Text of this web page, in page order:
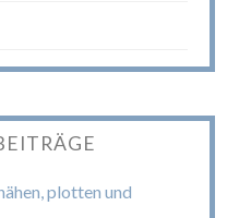
plotten und